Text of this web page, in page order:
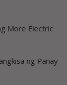
More Electric
ng Panay